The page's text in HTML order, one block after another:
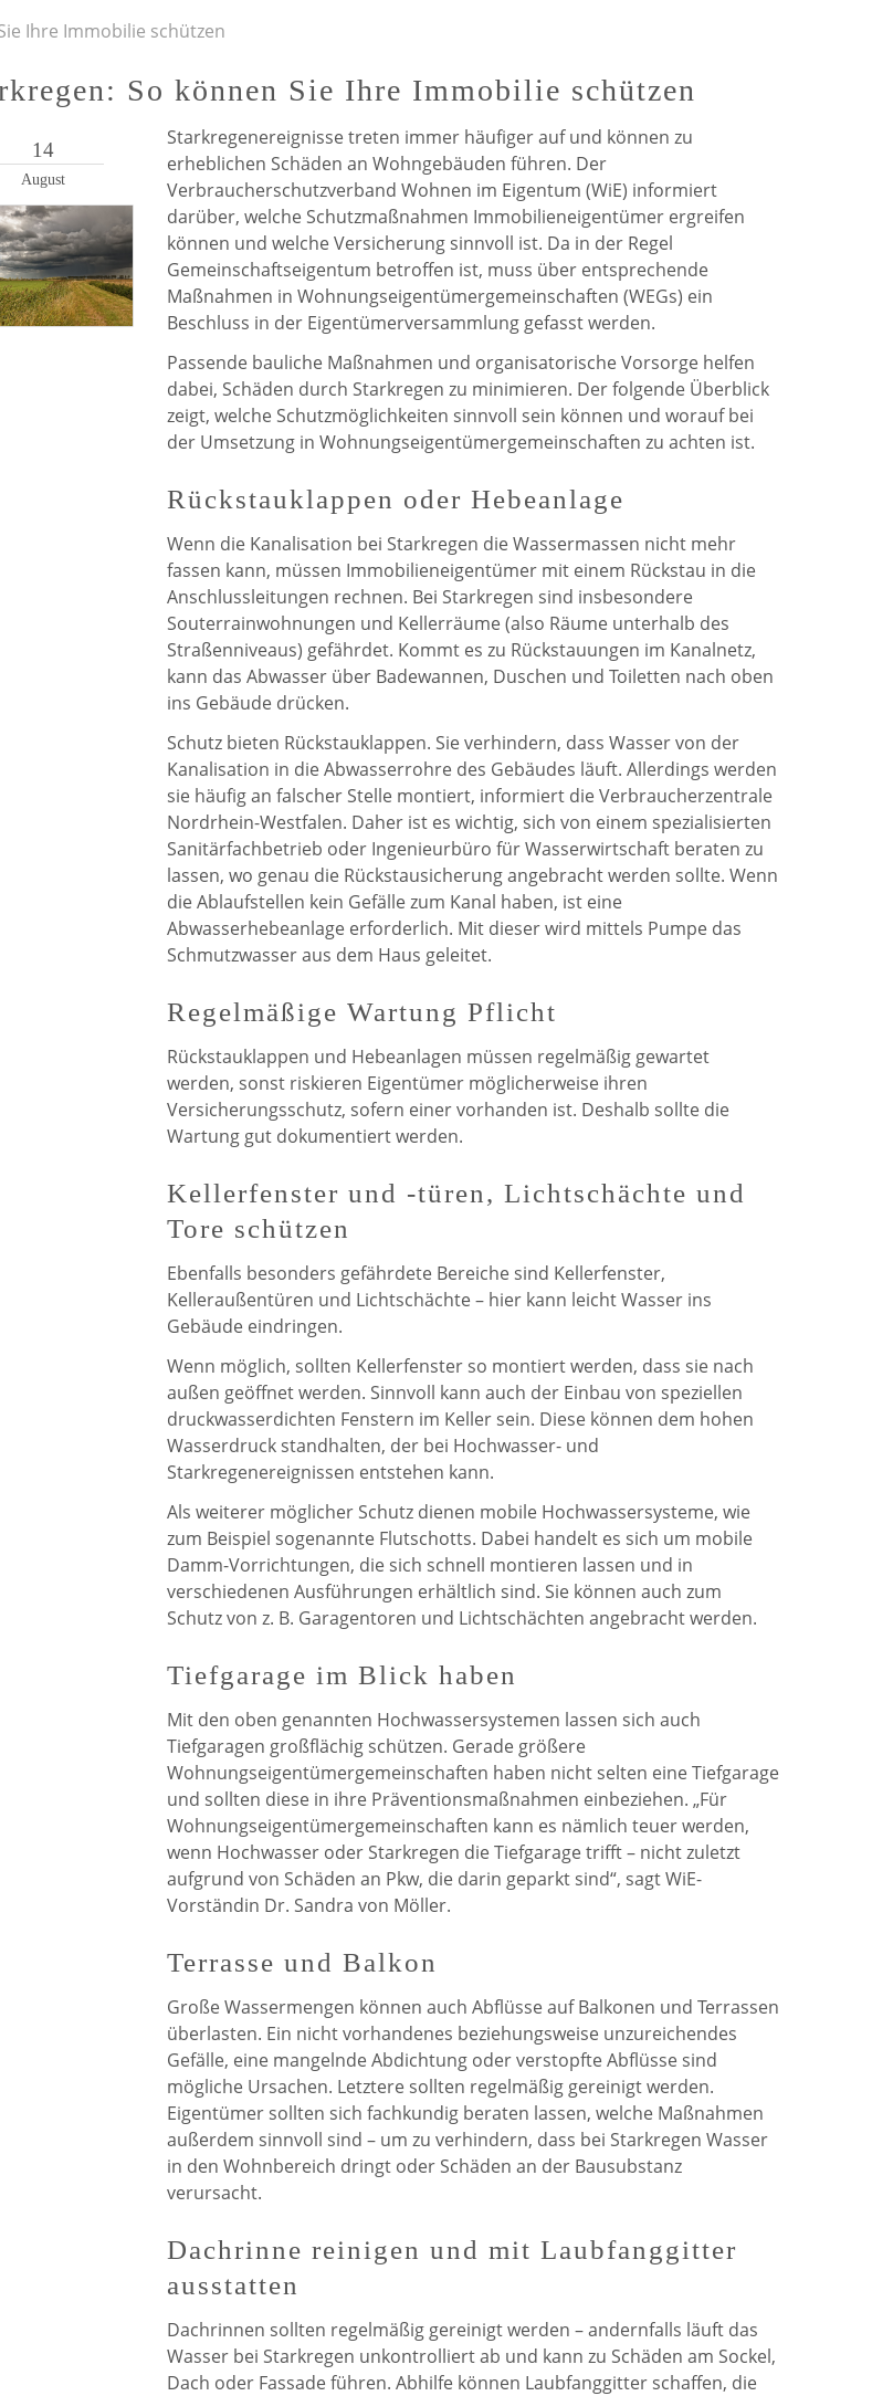
auf
Facebook
auf
Ihre Immobilie schützen
So können Sie Ihre Immobilie schützen
14
August
Starkregenereignisse treten immer häufiger auf und können zu
erheblichen Schäden an Wohngebäuden führen. Der
Verbraucherschutzverband Wohnen im Eigentum (WiE) informiert
darüber, welche Schutzmaßnahmen Immobilieneigentümer ergreifen
können und welche Versicherung sinnvoll ist. Da in der Regel
Gemeinschaftseigentum betroffen ist, muss über entsprechende
Maßnahmen in Wohnungseigentümergemeinschaften (WEGs) ein
Beschluss in der Eigentümerversammlung gefasst werden.
Passende bauliche Maßnahmen und organisatorische Vorsorge helfen
dabei, Schäden durch Starkregen zu minimieren. Der folgende Überblick
zeigt, welche Schutzmöglichkeiten sinnvoll sein können und worauf bei
der Umsetzung in Wohnungseigentümergemeinschaften zu achten ist.
Rückstauklappen oder Hebeanlage
Wenn die Kanalisation bei Starkregen die Wassermassen nicht mehr
fassen kann, müssen Immobilieneigentümer mit einem Rückstau in die
Anschlussleitungen rechnen. Bei Starkregen sind insbesondere
Souterrainwohnungen und Kellerräume (also Räume unterhalb des
Straßenniveaus) gefährdet. Kommt es zu Rückstauungen im Kanalnetz,
kann das Abwasser über Badewannen, Duschen und Toiletten nach oben
ins Gebäude drücken.
Schutz bieten Rückstauklappen. Sie verhindern, dass Wasser von der
Kanalisation in die Abwasserrohre des Gebäudes läuft. Allerdings werden
sie häufig an falscher Stelle montiert, informiert die Verbraucherzentrale
Nordrhein-Westfalen. Daher ist es wichtig, sich von einem spezialisierten
Sanitärfachbetrieb oder Ingenieurbüro für Wasserwirtschaft beraten zu
lassen, wo genau die Rückstausicherung angebracht werden sollte. Wenn
die Ablaufstellen kein Gefälle zum Kanal haben, ist eine
Abwasserhebeanlage erforderlich. Mit dieser wird mittels Pumpe das
Schmutzwasser aus dem Haus geleitet.
Regelmäßige Wartung Pflicht
Rückstauklappen und Hebeanlagen müssen regelmäßig gewartet
werden, sonst riskieren Eigentümer möglicherweise ihren
Versicherungsschutz, sofern einer vorhanden ist. Deshalb sollte die
Wartung gut dokumentiert werden.
Kellerfenster und -türen, Lichtschächte und
Tore schützen
Ebenfalls besonders gefährdete Bereiche sind Kellerfenster,
Kelleraußentüren und Lichtschächte – hier kann leicht Wasser ins
Gebäude eindringen.
Wenn möglich, sollten Kellerfenster so montiert werden, dass sie nach
außen geöffnet werden. Sinnvoll kann auch der Einbau von speziellen
druckwasserdichten Fenstern im Keller sein. Diese können dem hohen
Wasserdruck standhalten, der bei Hochwasser- und
Starkregenereignissen entstehen kann.
Als weiterer möglicher Schutz dienen mobile Hochwassersysteme, wie
zum Beispiel sogenannte Flutschotts. Dabei handelt es sich um mobile
Damm-Vorrichtungen, die sich schnell montieren lassen und in
verschiedenen Ausführungen erhältlich sind. Sie können auch zum
Schutz von z. B. Garagentoren und Lichtschächten angebracht werden.
Tiefgarage im Blick haben
Mit den oben genannten Hochwassersystemen lassen sich auch
Tiefgaragen großflächig schützen. Gerade größere
Wohnungseigentümergemeinschaften haben nicht selten eine Tiefgarage
und sollten diese in ihre Präventionsmaßnahmen einbeziehen. „Für
Wohnungseigentümergemeinschaften kann es nämlich teuer werden,
wenn Hochwasser oder Starkregen die Tiefgarage trifft – nicht zuletzt
aufgrund von Schäden an Pkw, die darin geparkt sind“, sagt WiE-
Vorständin Dr. Sandra von Möller.
Terrasse und Balkon
Große Wassermengen können auch Abflüsse auf Balkonen und Terrassen
überlasten. Ein nicht vorhandenes beziehungsweise unzureichendes
Gefälle, eine mangelnde Abdichtung oder verstopfte Abflüsse sind
mögliche Ursachen. Letztere sollten regelmäßig gereinigt werden.
Eigentümer sollten sich fachkundig beraten lassen, welche Maßnahmen
außerdem sinnvoll sind – um zu verhindern, dass bei Starkregen Wasser
in den Wohnbereich dringt oder Schäden an der Bausubstanz
verursacht.
Dachrinne reinigen und mit Laubfanggitter
ausstatten
Dachrinnen sollten regelmäßig gereinigt werden – andernfalls läuft das
Wasser bei Starkregen unkontrolliert ab und kann zu Schäden am Sockel,
Dach oder Fassade führen. Abhilfe können Laubfanggitter schaffen, die